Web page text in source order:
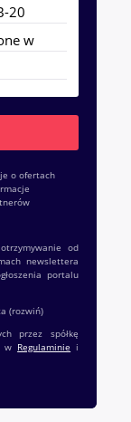
o ofertach
od
newslettera
portalu
(rozwiń)
przez spółkę
w Regulaminie i